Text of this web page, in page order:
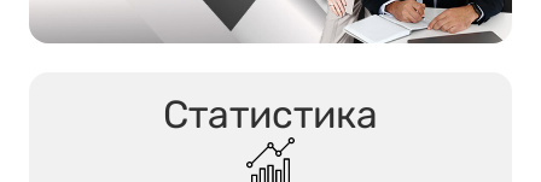
Статистика